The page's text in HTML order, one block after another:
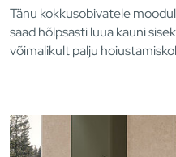
Tänu kokkusobivatele
saad hõlpsasti luua kauni
võimalikult palju